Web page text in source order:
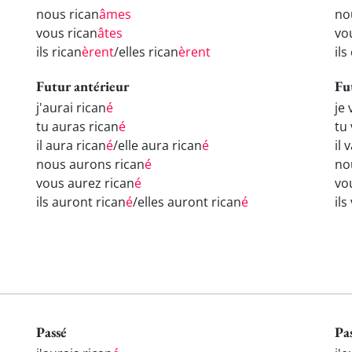
nous ricanâmes
vous ricanâtes
ils ricanèrent/elles ricanèrent
ils
Futur antérieur
j'aurai ricané
tu auras ricané
il aura ricané/elle aura ricané
nous aurons ricané
vous aurez ricané
ils auront ricané/elles auront ricané
je
tu
il
ils
Passé